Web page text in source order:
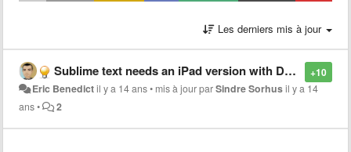
Les derniers mis à jour
+10
Sublime text needs an iPad version with Dropbox integration
Eric Benedictil y a 14 ans• mis à jour parSindre Sorhusil y a 14
ans• 2